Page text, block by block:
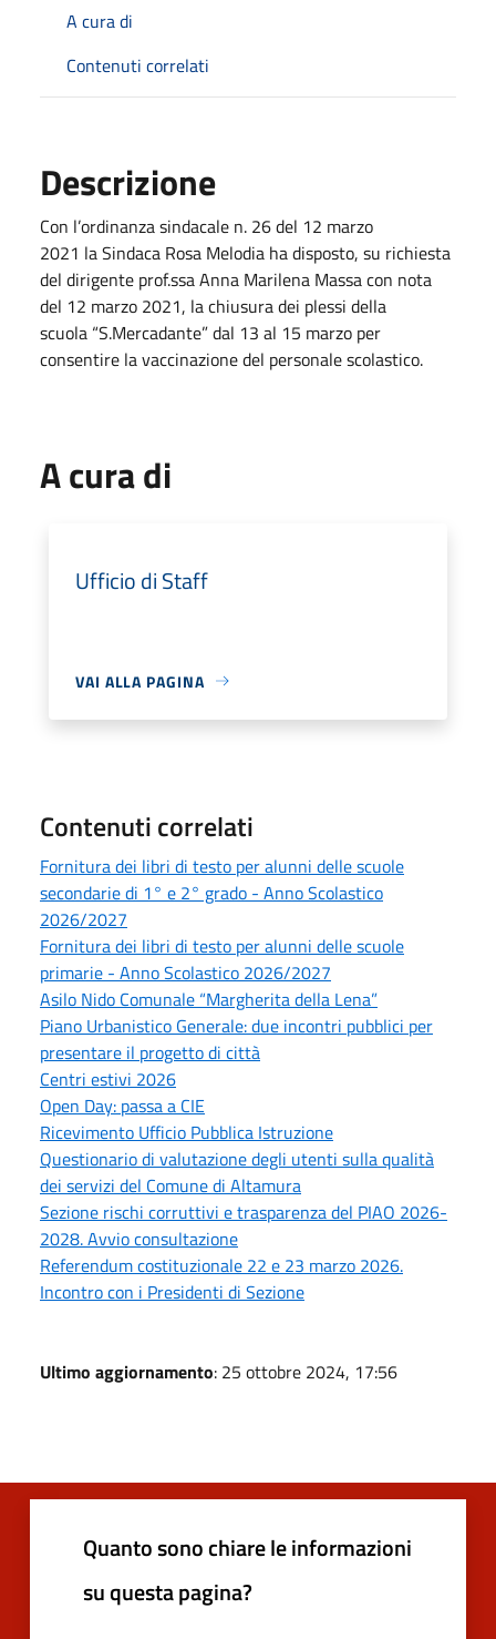
A cura di
Contenuti correlati
Descrizione
Con l’ordinanza sindacale n. 26del 12 marzo
2021 laSindaca Rosa Melodia ha disposto, su richiesta
del dirigente prof.ssaAnna Marilena Massacon nota
del 12 marzo 2021, la chiusura dei plessi della
scuola “S.Mercadante”dal 13 al 15 marzo per
consentire la vaccinazione del personale scolastico.
A cura di
Ufficio di Staff
VAI ALLA PAGINA
Contenuti correlati
Fornitura dei libri di testo per alunni delle scuole
secondarie di 1° e 2° grado - Anno Scolastico
2026/2027
Fornitura dei libri di testo per alunni delle scuole
primarie - Anno Scolastico 2026/2027
Asilo Nido Comunale “Margherita della Lena”
Piano Urbanistico Generale: due incontri pubblici per
presentare il progetto di città
Centri estivi 2026
Open Day: passa a CIE
Ricevimento Ufficio Pubblica Istruzione
Questionario di valutazione degli utenti sulla qualità
dei servizi del Comune di Altamura
Sezione rischi corruttivi e trasparenza del PIAO 2026-
2028. Avvio consultazione
Referendum costituzionale 22 e 23 marzo 2026.
Incontro con i Presidenti di Sezione
Ultimo aggiornamento: 25 ottobre 2024, 17:56
Quanto sono chiare le informazioni
su questa pagina?